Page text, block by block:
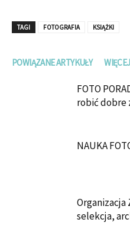
TAGI FOTOGRAFIA KSIĄŻKI
POWIĄZANE ARTYKUŁY
FOTO
robić dobre
NAUKA
Organizacja
selekcja,